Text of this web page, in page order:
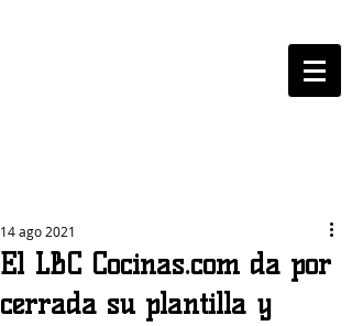
El LBC Cocinas.com da por
cerrada su plantilla y
14 ago 2021